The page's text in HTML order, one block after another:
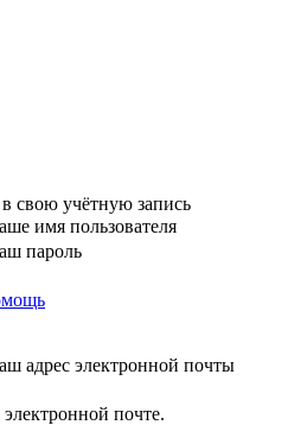
свою учётную запись
имя пользователя
пароль
адрес электронной почты
почте.